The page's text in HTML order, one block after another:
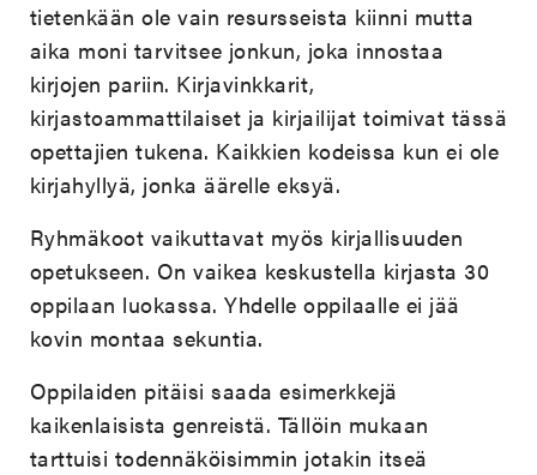
tietenkään ole vain resursseista kiinni mutta
aika moni tarvitsee jonkun, joka innostaa
kirjojen pariin. Kirjavinkkarit,
kirjastoammattilaiset ja kirjailijat toimivat tässä
opettajien tukena. Kaikkien kodeissa kun ei ole
kirjahyllyä, jonka äärelle eksyä.
Ryhmäkoot vaikuttavat myös kirjallisuuden
opetukseen. On vaikea keskustella kirjasta 30
oppilaan luokassa. Yhdelle oppilaalle ei jää
kovin montaa sekuntia.
Oppilaiden pitäisi saada esimerkkejä
kaikenlaisista genreistä. Tällöin mukaan
tarttuisi todennäköisimmin jotakin itseä